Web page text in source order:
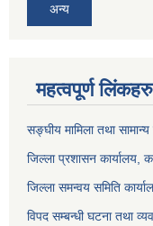
अन्य
महत्वपूर्ण लिंकहरु
सङ्‍घीय मामिला तथा
जिल्ला प्रशासन कार्यालय,
जिल्ला समन्वय समिति
विपद सम्बन्धी घटना तथा